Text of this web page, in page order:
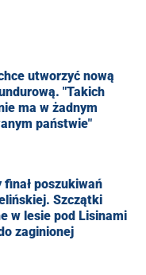
utworzyć nową
"Takich
ma w żadnym
państwie"
finał poszukiwań
Szczątki
w lesie pod Lisinami
zaginionej